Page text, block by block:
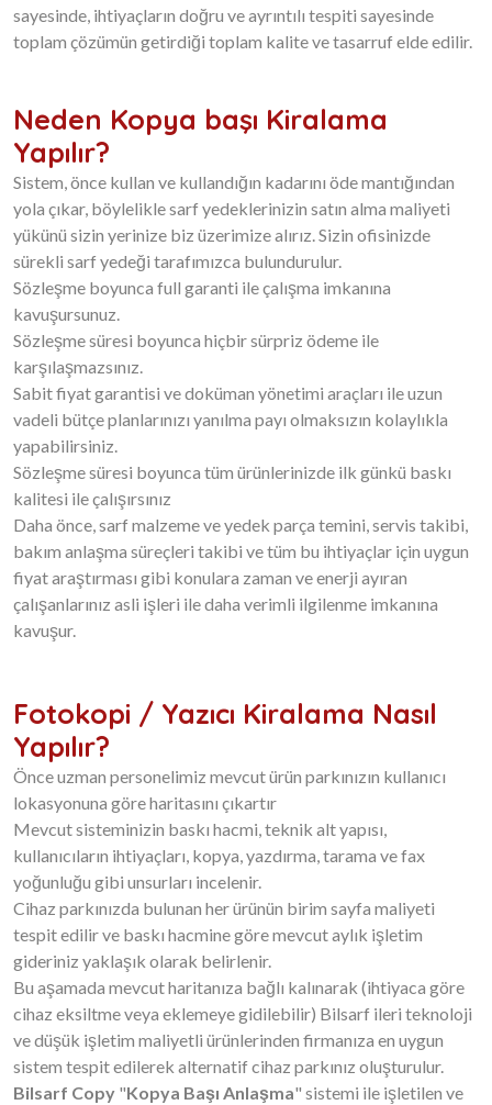
sayesinde, ihtiyaçların doğru ve ayrıntılı tespiti sayesinde
toplam çözümün getirdiği toplam kalite ve tasarruf elde edilir.
Neden Kopya başı Kiralama
Yapılır?
Sistem, önce kullan ve kullandığın kadarını öde mantığından
yola çıkar, böylelikle sarf yedeklerinizin satın alma maliyeti
yükünü sizin yerinize biz üzerimize alırız. Sizin ofisinizde
sürekli sarf yedeği tarafımızca bulundurulur.
Sözleşme boyunca full garanti ile çalışma imkanına
kavuşursunuz.
Sözleşme süresi boyunca hiçbir sürpriz ödeme ile
karşılaşmazsınız.
Sabit fiyat garantisi ve doküman yönetimi araçları ile uzun
vadeli bütçe planlarınızı yanılma payı olmaksızın kolaylıkla
yapabilirsiniz.
Sözleşme süresi boyunca tüm ürünlerinizde ilk günkü baskı
kalitesi ile çalışırsınız
Daha önce, sarf malzeme ve yedek parça temini, servis takibi,
bakım anlaşma süreçleri takibi ve tüm bu ihtiyaçlar için uygun
fiyat araştırması gibi konulara zaman ve enerji ayıran
çalışanlarınız asli işleri ile daha verimli ilgilenme imkanına
kavuşur.
Fotokopi / Yazıcı Kiralama Nasıl
Yapılır?
Önce uzman personelimiz mevcut ürün parkınızın kullanıcı
lokasyonuna göre haritasını çıkartır
Mevcut sisteminizin baskı hacmi, teknik alt yapısı,
kullanıcıların ihtiyaçları, kopya, yazdırma, tarama ve fax
yoğunluğu gibi unsurları incelenir.
Cihaz parkınızda bulunan her ürünün birim sayfa maliyeti
tespit edilir ve baskı hacmine göre mevcut aylık işletim
gideriniz yaklaşık olarak belirlenir.
Bu aşamada mevcut haritanıza bağlı kalınarak (ihtiyaca göre
cihaz eksiltme veya eklemeye gidilebilir) Bilsarf ileri teknoloji
ve düşük işletim maliyetli ürünlerinden firmanıza en uygun
sistem tespit edilerek alternatif cihaz parkınız oluşturulur.
Bilsarf Copy "Kopya Başı Anlaşma" sistemi ile işletilen ve